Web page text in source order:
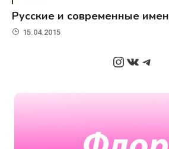
Русские и современные
15.04.2015
Instagram